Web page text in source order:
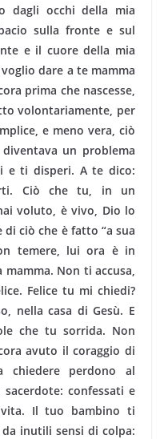
dagli occhi della mia
sulla fronte e sul
e il cuore della mia
dare a te mamma
prima che nascesse,
volon­tariamente, per
e meno vera, ciò
un problema
e ti disperi. A te dico:
Ciò che tu, in un
voluto, è vivo, Dio lo
ciò che è fatto “a sua
temere, lui ora è in
Non ti accusa,
Felice tu mi chiedi?
nella casa di Gesù. E
che tu sor­rida. Non
avuto il coraggio di
chiede­re perdono al
confessati e
Il tuo bambino ti
inutili sensi di colpa: